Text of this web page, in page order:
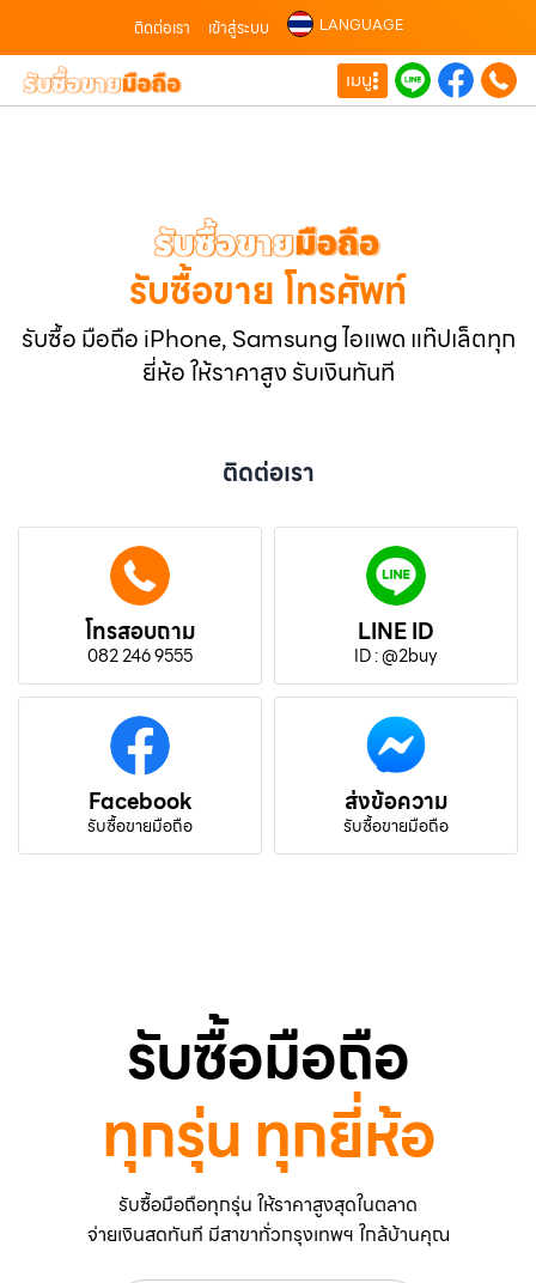
ติดต่อเรา เข้าสู่ระบบ LANGUAGE
เมนู
รับซื้อขาย โทรศัพท์
รับซื้อ มือถือ iPhone, Samsung ไอแพด แท๊ปเล็ตทุก
ยี่ห้อ ให้ราคาสูง รับเงินทันที
ติดต่อเรา
โทรสอบถาม
082 246 9555
LINE ID
ID : @2buy
Facebook
รับซื้อขายมือถือ
ส่งข้อความ
รับซื้อขายมือถือ
รับซื้อมือถือ
ทุกรุ่น ทุกยี่ห้อ
รับซื้อมือถือทุกรุ่น ให้ราคาสูงสุดในตลาด
จ่ายเงินสดทันที มีสาขาทั่วกรุงเทพฯ ใกล้บ้านคุณ